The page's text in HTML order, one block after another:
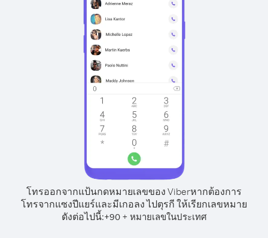
โทรออกจากแป้นกดหมายเลขของ Viberหากต้องการ
โทรจากแซงปีแยร์และมีเกอลง ไปตุรกี ให้เรียกเลขหมาย
ดังต่อไปนี้:+90+ หมายเลขในประเทศ